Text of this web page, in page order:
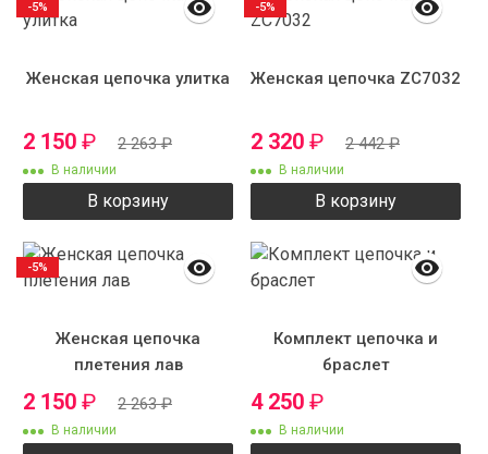
Женская цепочка улитка
2 150 ₽ 2 263₽
В наличии
В корзину
-5%
Женская цепочка ZC7032
2 320 ₽ 2 442₽
В наличии
В корзину
-5%
Женская цепочка
плетения лав
2 150 ₽ 2 263₽
В наличии
-5%
Комплект цепочка и
браслет
4 250 ₽
В наличии